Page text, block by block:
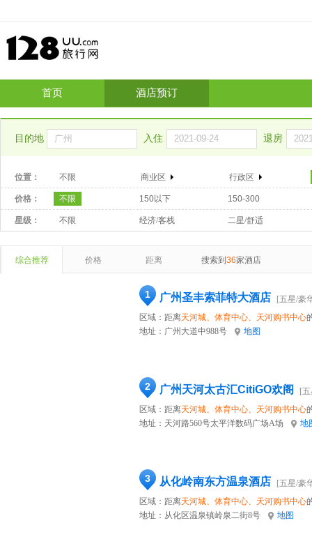
首页 酒店预订
目的地 入住 退房
位置： 不限 商业区 行政区
价格： 不限 150以下 150-300
星级： 不限 经济/客栈 二星/舒适
综合推荐 价格 距离 搜索到 36家酒店
1 广州圣丰索菲特大酒店
[五星/豪
区域：距离天河城、体育中心、天河购书中心
地址： 广州大道中988号 地图
2 广州天河太古汇CitiGO欢阁
[
区域：距离天河城、体育中心、天河购书中心
地址： 天河路560号太平洋数码广场A场 地
3 从化岭南东方温泉酒店
[五星/豪
区域：距离天河城、体育中心、天河购书中心
地址： 从化区温泉镇岭泉二街8号 地图